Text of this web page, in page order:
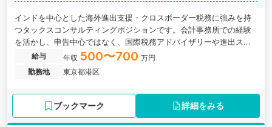
インドを中心とした海外進出支援・クロスボーダー税務に強みを持
つタックスコンサルティングポジションです。会計事務所での経験
を活かし、申告中心ではなく、国際税務アドバイザリーや進出スキ
ームの検討など上流の税務コンサルティング業務を担当いただきま
す。フルリモート可・フルフレックス制・残業代全額支給。国際税
務分野で専門性を高めたい方に最適な環境です。
給与 年収 500〜700 万円
勤務地
東京都港区
ブックマーク 詳細をみる